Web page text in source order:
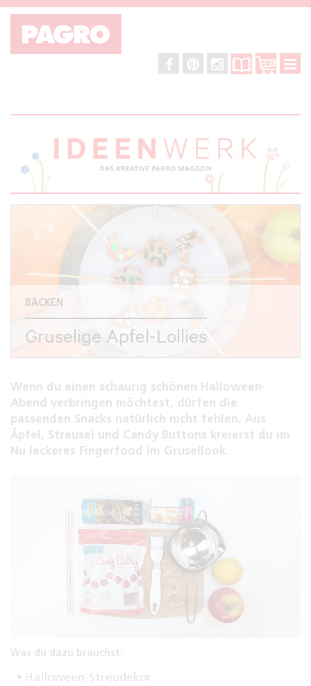
BACKEN
Gruselige Apfel-Lollies
Wenn du einen schaurig schönen Halloween-
Abend verbringen möchtest, dürfen die
passenden Snacks natürlich nicht fehlen. Aus
Äpfel, Streusel und Candy Buttons kreierst du im
Nu leckeres Fingerfood im Grusellook.
Was du dazu brauchst:
Halloween-Streudekor